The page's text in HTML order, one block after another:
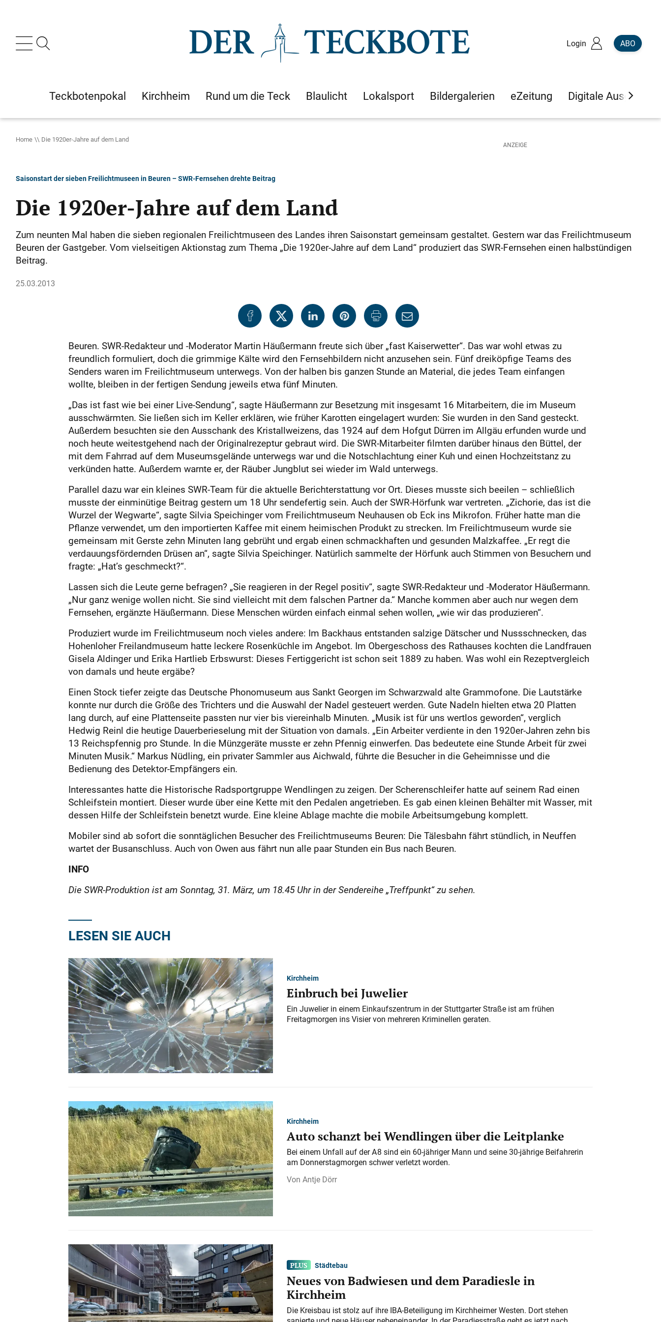
Login ABO
Teckbotenpokal Kirchheim Rund um die Teck Blaulicht Lokalsport Bildergalerien eZeitung Digitale Ausgaben
Home Die 1920er-Jahre auf dem Land
Saisonstart der sieben Freilichtmuseen in Beuren – SWR-Fernsehen drehte Beitrag
Die 1920er-Jahre auf dem Land
Zum neunten Mal haben die sieben regionalen Freilichtmuseen des Landes ihren Saisonstart gemeinsam gestaltet. Gestern war das Freilichtmuseum
Beuren der Gastgeber. Vom vielseitigen Aktionstag zum Thema „Die 1920er-Jahre auf dem Land“ produziert das SWR-Fernsehen einen halbstündigen
Beitrag.
25.03.2013
Beuren. SWR-Redakteur und -Moderator Martin Häußermann freute sich über „fast Kaiserwetter“. Das war wohl etwas zu
freundlich formuliert, doch die grimmige Kälte wird den Fernsehbildern nicht anzusehen sein. Fünf dreiköpfige Teams des
Senders waren im Freilichtmuseum unterwegs. Von der halben bis ganzen Stunde an Material, die jedes Team einfangen
wollte, bleiben in der fertigen Sendung jeweils etwa fünf Minuten.
„Das ist fast wie bei einer Live-Sendung“, sagte Häußermann zur Besetzung mit insgesamt 16 Mitarbeitern, die im Museum
ausschwärmten. Sie ließen sich im Keller erklären, wie früher Karotten eingelagert wurden: Sie wurden in den Sand gesteckt.
Außerdem besuchten sie den Ausschank des Kristallweizens, das 1924 auf dem Hofgut Dürren im Allgäu erfunden wurde und
noch heute weitestgehend nach der Originalrezeptur gebraut wird. Die SWR-Mitarbeiter filmten darüber hinaus den Büttel, der
mit dem Fahrrad auf dem Museumsgelände unterwegs war und die Notschlachtung einer Kuh und einen Hochzeitstanz zu
verkünden hatte. Außerdem warnte er, der Räuber Jungblut sei wieder im Wald unterwegs.
Parallel dazu war ein kleines SWR-Team für die aktuelle Berichterstattung vor Ort. Dieses musste sich beeilen – schließlich
musste der einminütige Beitrag gestern um 18 Uhr sendefertig sein. Auch der SWR-Hörfunk war vertreten. „Zichorie, das ist die
Wurzel der Wegwarte“, sagte Silvia Speichinger vom Freilichtmuseum Neuhausen ob Eck ins Mikrofon. Früher hatte man die
Pflanze verwendet, um den importierten Kaffee mit einem heimischen Produkt zu strecken. Im Freilichtmuseum wurde sie
gemeinsam mit Gerste zehn Minuten lang gebrüht und ergab einen schmackhaften und gesunden Malzkaffee. „Er regt die
verdauungsfördernden Drüsen an“, sagte Silvia Speichinger. Natürlich sammelte der Hörfunk auch Stimmen von Besuchern und
fragte: „Hat’s geschmeckt?“.
Lassen sich die Leute gerne befragen? „Sie reagieren in der Regel positiv“, sagte SWR-Redakteur und -Moderator Häußermann.
„Nur ganz wenige wollen nicht. Sie sind vielleicht mit dem falschen Partner da.“ Manche kommen aber auch nur wegen dem
Fernsehen, ergänzte Häußermann. Diese Menschen würden einfach einmal sehen wollen, „wie wir das produzieren“.
Produziert wurde im Freilichtmuseum noch vieles andere: Im Backhaus entstanden salzige Dätscher und Nussschnecken, das
Hohenloher Freilandmuseum hatte leckere Rosenküchle im Angebot. Im Obergeschoss des Rathauses kochten die Landfrauen
Gisela Aldinger und Erika Hartlieb Erbswurst: Dieses Fertiggericht ist schon seit 1889 zu haben. Was wohl ein Rezeptvergleich
von damals und heute ergäbe?
Einen Stock tiefer zeigte das Deutsche Phonomuseum aus Sankt Georgen im Schwarzwald alte Grammofone. Die Lautstärke
konnte nur durch die Größe des Trichters und die Auswahl der Nadel gesteuert werden. Gute Nadeln hielten etwa 20 Platten
lang durch, auf eine Plattenseite passten nur vier bis viereinhalb Minuten. „Musik ist für uns wertlos geworden“, verglich
Hedwig Reinl die heutige Dauerberieselung mit der Situation von damals. „Ein Arbeiter verdiente in den 1920er-Jahren zehn bis
13 Reichspfennig pro Stunde. In die Münzgeräte musste er zehn Pfennig einwerfen. Das bedeutete eine Stunde Arbeit für zwei
Minuten Musik.“ Markus Nüdling, ein privater Sammler aus Aichwald, führte die Besucher in die Geheimnisse und die
Bedienung des Detektor-Empfängers ein.
Interessantes hatte die Historische Radsportgruppe Wendlingen zu zeigen. Der Scherenschleifer hatte auf seinem Rad einen
Schleifstein montiert. Dieser wurde über eine Kette mit den Pedalen angetrieben. Es gab einen kleinen Behälter mit Wasser, mit
dessen Hilfe der Schleifstein benetzt wurde. Eine kleine Ablage machte die mobile Arbeitsumgebung komplett.
Mobiler sind ab sofort die sonntäglichen Besucher des Freilichtmuseums Beuren: Die Tälesbahn fährt stündlich, in Neuffen
wartet der Busanschluss. Auch von Owen aus fährt nun alle paar Stunden ein Bus nach Beuren.
INFO
Die SWR-Produktion ist am Sonntag, 31. März, um 18.45 Uhr in der Sendereihe „Treffpunkt“ zu sehen.
LESEN SIE AUCH
Kirchheim
Einbruch bei Juwelier
Ein Juwelier in einem Einkaufszentrum in der Stuttgarter Straße ist am frühen
Freitagmorgen ins Visier von mehreren Kriminellen geraten.
Kirchheim
Auto schanzt bei Wendlingen über die Leitplanke
Bei einem Unfall auf der A 8 sind ein 60-jähriger Mann und seine 30-jährige Beifahrerin
am Donnerstagmorgen schwer verletzt worden.
Antje Dörr
Städtebau
Neues von Badwiesen und dem Paradiesle in
Kirchheim
Die Kreisbau ist stolz auf ihre IBA-Beteiligung im Kirchheimer Westen. Dort stehen